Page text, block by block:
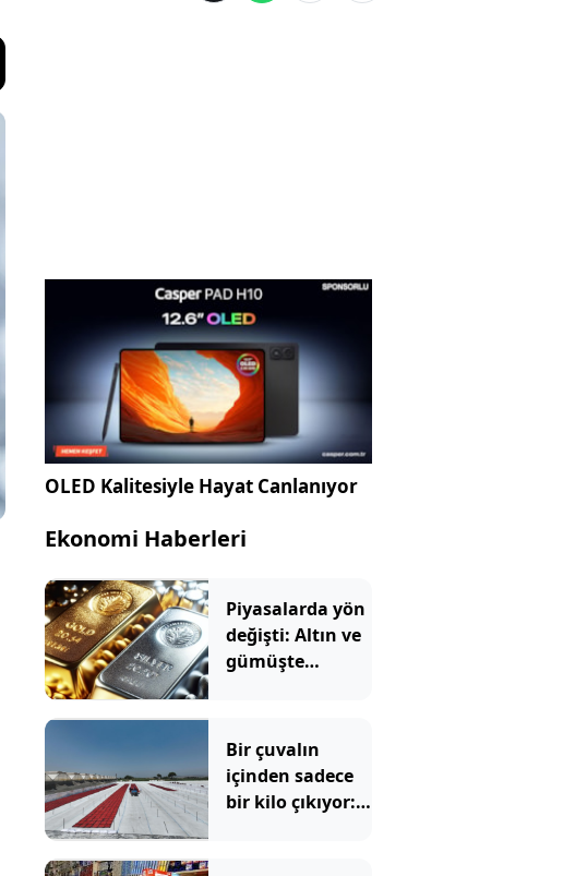
OLED Kalitesiyle Hayat Canlanıyor
Ekonomi Haberleri
Piyasalarda yön
değişti: Altın ve
gümüşte
görülmedi
Bir çuvalın
içinden sadece
bir kilo çıkıyor: